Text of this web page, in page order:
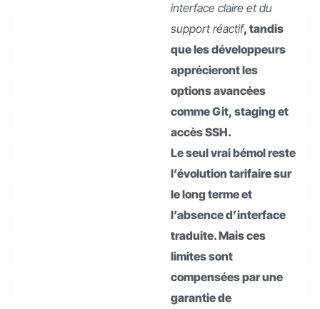
interface claire et du
support réactif, tandis
que les développeurs
apprécieront les
options avancées
comme Git, staging et
accès SSH.
Le seul vrai bémol reste
l’évolution tarifaire sur
le long terme et
l’absence d’interface
traduite. Mais ces
limites sont
compensées par une
garantie de